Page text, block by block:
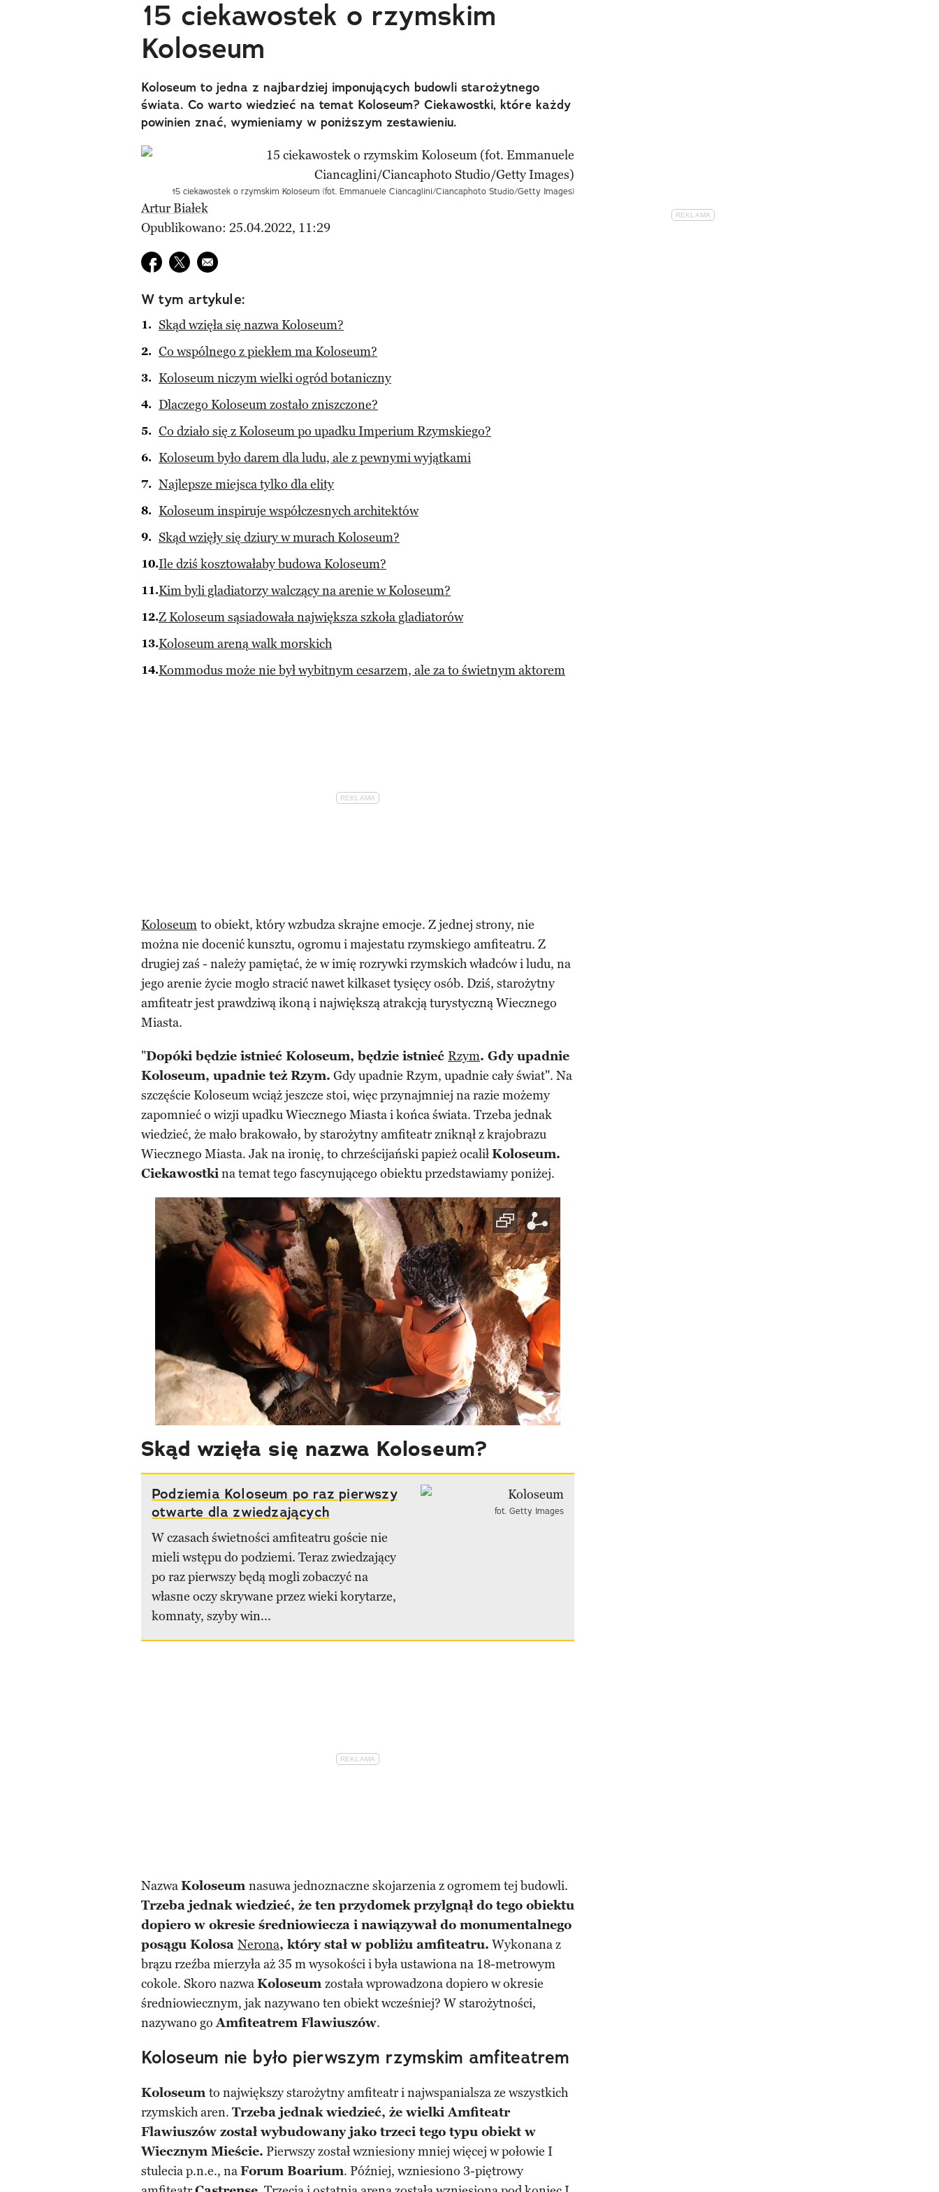
15 ciekawostek o rzymskim
Koloseum
Koloseum to jedna z najbardziej imponujących budowli starożytnego
świata. Co warto wiedzieć na temat Koloseum? Ciekawostki, które każdy
powinien znać, wymieniamy w poniższym zestawieniu.
15 ciekawostek o rzymskim Koloseum (fot. Emmanuele Ciancaglini/Ciancaphoto Studio/Getty Images)
Artur Białek
Opublikowano: 25.04.2022, 11:29
Udostępnij na facebook
Udostępnij na twitter
E-mail do przyjaciela
W tym artykule:
Skąd wzięła się nazwa Koloseum?
Co wspólnego z piekłem ma Koloseum?
Koloseum niczym wielki ogród botaniczny
Dlaczego Koloseum zostało zniszczone?
Co działo się z Koloseum po upadku Imperium Rzymskiego?
Koloseum było darem dla ludu, ale z pewnymi wyjątkami
Najlepsze miejsca tylko dla elity
Koloseum inspiruje współczesnych architektów
Skąd wzięły się dziury w murach Koloseum?
Ile dziś kosztowałaby budowa Koloseum?
Kim byli gladiatorzy walczący na arenie w Koloseum?
Z Koloseum sąsiadowała największa szkoła gladiatorów
Koloseum areną walk morskich
Kommodus może nie był wybitnym cesarzem, ale za to świetnym aktorem
Koloseum to obiekt, który wzbudza skrajne emocje. Z jednej strony, nie
można nie docenić kunsztu, ogromu i majestatu rzymskiego amfiteatru. Z
drugiej zaś - należy pamiętać, że w imię rozrywki rzymskich władców i ludu, na
jego arenie życie mogło stracić nawet kilkaset tysięcy osób. Dziś, starożytny
amfiteatr jest prawdziwą ikoną i największą atrakcją turystyczną Wiecznego
Miasta.
"Dopóki będzie istnieć Koloseum, będzie istnieć Rzym. Gdy upadnie
Koloseum, upadnie też Rzym. Gdy upadnie Rzym, upadnie cały świat". Na
szczęście Koloseum wciąż jeszcze stoi, więc przynajmniej na razie możemy
zapomnieć o wizji upadku Wiecznego Miasta i końca świata. Trzeba jednak
wiedzieć, że mało brakowało, by starożytny amfiteatr zniknął z krajobrazu
Wiecznego Miasta. Jak na ironię, to chrześcijański papież ocaliłKoloseum.
Ciekawostkina temat tego fascynującego obiektu przedstawiamy poniżej.
Skąd wzięła się nazwa Koloseum?
Podziemia Koloseum po raz pierwszy
otwarte dla zwiedzających
W czasach świetności amfiteatru goście nie
mieli wstępu do podziemi. Teraz zwiedzający
po raz pierwszy będą mogli zobaczyć na
własne oczy skrywane przez wieki korytarze,
komnaty, szyby win...
fot. Getty Images
NazwaKoloseum nasuwa jednoznaczne skojarzenia z ogromem tej budowli.
Trzeba jednak wiedzieć, że ten przydomek przylgnął do tego obiektu
dopiero w okresie średniowiecza i nawiązywał do monumentalnego
posągu Kolosa Nerona, który stał w pobliżu amfiteatru. Wykonana z
brązu rzeźba mierzyła aż 35 m wysokości i była ustawiona na 18-metrowym
cokole. Skoro nazwaKoloseum została wprowadzona dopiero w okresie
średniowiecznym, jak nazywano ten obiekt wcześniej? W starożytności,
nazywano goAmfiteatrem Flawiuszów.
Koloseum nie było pierwszym rzymskim amfiteatrem
Koloseum to największy starożytny amfiteatr i najwspanialsza ze wszystkich
rzymskich aren. Trzeba jednak wiedzieć, że wielki Amfiteatr
Flawiuszów został wybudowany jako trzeci tego typu obiekt w
Wiecznym Mieście. Pierwszy został wzniesiony mniej więcej w połowie I
stulecia p.n.e., naForum Boarium. Później, wzniesiono 3-piętrowy